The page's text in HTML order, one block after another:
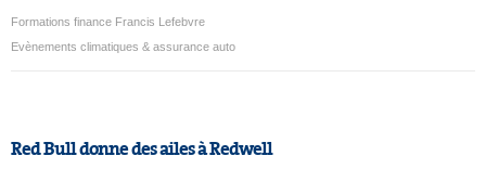
Formations finance Francis Lefebvre
Evènements climatiques & assurance auto
Red Bull donne des ailes à Redwell